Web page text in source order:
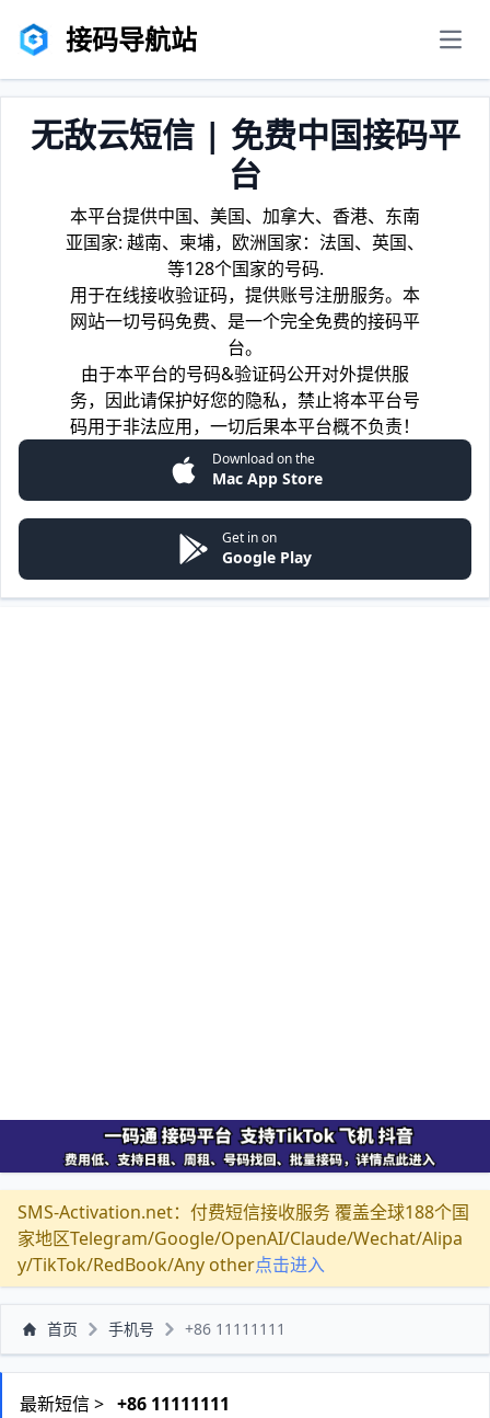
接码导航站
无敌云短信 | 免费中国接码平
台
本平台提供中国、美国、加拿大、香港、东南
亚国家: 越南、柬埔，欧洲国家：法国、英国、
等128个国家的号码.
用于在线接收验证码，提供账号注册服务。本
网站一切号码免费、是一个完全免费的接码平
台。
由于本平台的号码&验证码公开对外提供服
务，因此请保护好您的隐私，禁止将本平台号
码用于非法应用，一切后果本平台概不负责！
Download on the
Mac App Store
Get in on
Google Play
SMS-Activation.net：付费短信接收服务 覆盖全球188个国
家地区Telegram/Google/OpenAI/Claude/Wechat/Alipa
y/TikTok/RedBook/Any other点击进入
首页 手机号 +86 11111111
最新短信 > +86 11111111